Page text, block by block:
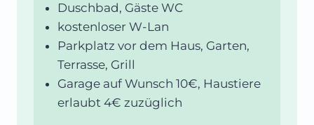
Duschbad, Gäste WC
kostenloser W-Lan
Parkplatz vor dem Haus, Garten,
Terrasse, Grill
Garage auf Wunsch 10€, Haustiere
erlaubt 4€ zuzüglich